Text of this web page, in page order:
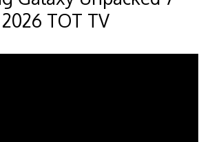
2026 TOT TV